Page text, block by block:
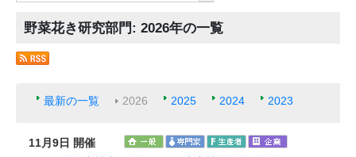
野菜花き研究部門: 2026年の一覧
最新の一覧 2026 2025 2024 2023
11月9日 開催